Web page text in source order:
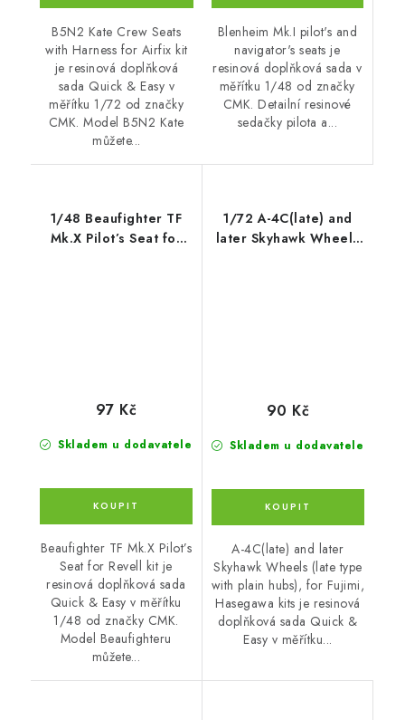
B5N2 Kate Crew Seats
with Harness for Airfix kit
je resinová doplňková
sada Quick & Easy v
měřítku 1/72 od značky
CMK. Model B5N2 Kate
můžete...
Blenheim Mk.I pilot's and
navigator's seats je
resinová doplňková sada v
měřítku 1/48 od značky
CMK. Detailní resinové
sedačky pilota a...
1/48 Beaufighter TF
Mk.X Pilot’s Seat for
Skladem u dodavatele
97 Kč
Beaufighter TF Mk.X Pilot’s
Seat for Revell kit je
resinová doplňková sada
Quick & Easy v měřítku
1/48 od značky CMK.
Model Beaufighteru
můžete...
1/72 A-4C(late) and
later Skyhawk Wheels
Skladem u dodavatele
90 Kč
A-4C(late) and later
Skyhawk Wheels (late type
with plain hubs), for Fujimi,
Hasegawa kits je resinová
doplňková sada Quick &
Easy v měřítku...